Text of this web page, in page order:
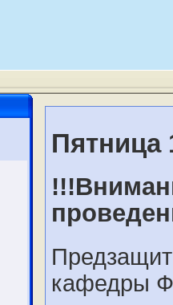
Пятница
кафедры